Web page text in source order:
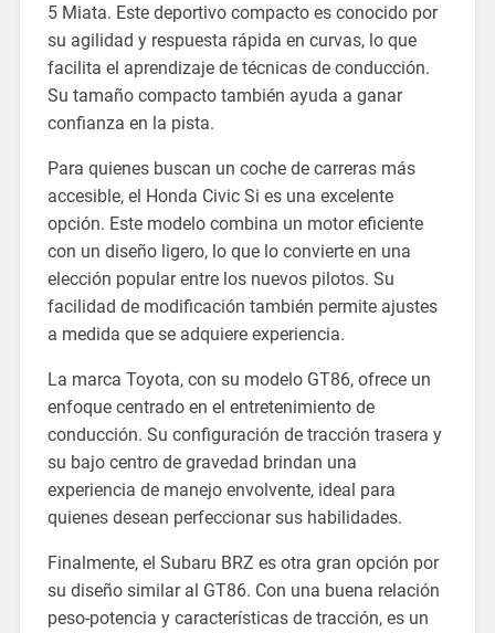
5 Miata. Este deportivo compacto es conocido por
su agilidad y respuesta rápida en curvas, lo que
facilita el aprendizaje de técnicas de conducción.
Su tamaño compacto también ayuda a ganar
confianza en la pista.
Para quienes buscan un coche de carreras más
accesible, el Honda Civic Si es una excelente
opción. Este modelo combina un motor eficiente
con un diseño ligero, lo que lo convierte en una
elección popular entre los nuevos pilotos. Su
facilidad de modificación también permite ajustes
a medida que se adquiere experiencia.
La marca Toyota, con su modelo GT86, ofrece un
enfoque centrado en el entretenimiento de
conducción. Su configuración de tracción trasera y
su bajo centro de gravedad brindan una
experiencia de manejo envolvente, ideal para
quienes desean perfeccionar sus habilidades.
Finalmente, el Subaru BRZ es otra gran opción por
su diseño similar al GT86. Con una buena relación
peso-potencia y características de tracción, es un